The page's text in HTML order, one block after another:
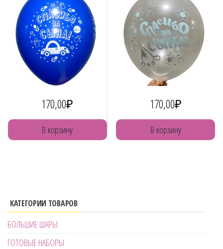
170,00₽
В корзину
170,00₽
В корзину
КАТЕГОРИИ ТОВАРОВ
БОЛЬШИЕ ШАРЫ
ГОТОВЫЕ НАБОРЫ